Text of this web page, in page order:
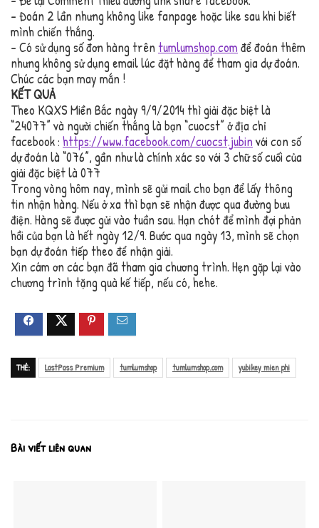
– Đoán 2 lần nhưng không like fanpage hoặc like sau khi biết
mình chiến thắng.
– Có sử dụng số đơn hàng trên tumlumshop.com để đoán thêm
nhưng không sử dụng email lúc đặt hàng để tham gia dự đoán.
Chúc các bạn may mắn !
KẾT QUẢ
Theo KQXS Miền Bắc ngày 9/9/2014 thì giải đặc biệt là
“24077” và người chiến thắng là bạn “cuocst” ở địa chỉ
facebook : https://www.facebook.com/cuocst.jubin với con số
dự đoán là “076”, gần như là chính xác so với 3 chữ số cuối của
giải đặc biệt là 077
Trong vòng hôm nay, mình sẽ gửi mail cho bạn để lấy thông
tin nhận hàng. Nếu ở xa thì bạn sẽ nhận được qua đường bưu
điện. Hàng sẽ được gửi vào tuần sau. Hạn chót để mình đợi phản
hồi của bạn là hết ngày 12/9. Bước qua ngày 13, mình sẽ chọn
bạn dự đoán tiếp theo để nhận giải.
Xin cám ơn các bạn đã tham gia chương trình. Hẹn gặp lại vào
chương trình tặng quà kế tiếp, nếu có, hehe.
THẺ: LastPass Premium tumlumshop tumlumshop.com yubikey mien phi
Bài viết liên quan